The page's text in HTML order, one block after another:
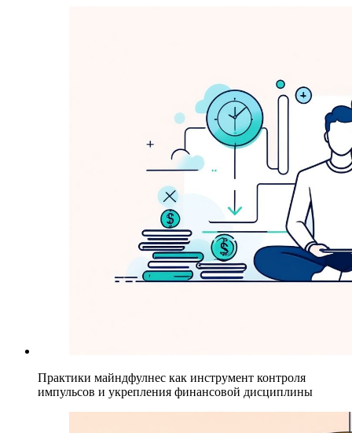
Практики майндфулнес как инструмент контроля
импульсов и укрепления финансовой дисциплины